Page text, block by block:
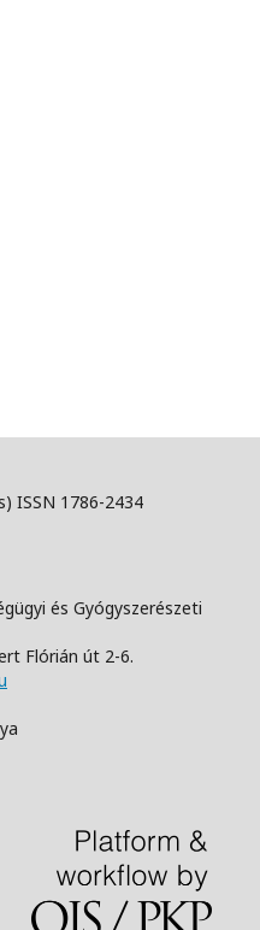
ISSN 1786-2434
és Gyógyszerészeti
Flórián út 2-6.